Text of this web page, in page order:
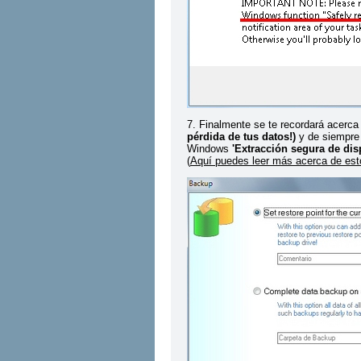
7. Finalmente se te recordará
pérdida de tus datos!) y de
Windows 'Extracción segura de
(Aquí puedes leer más acerca de